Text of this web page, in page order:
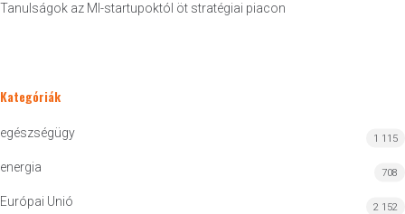
Tanulságok az MI-startupoktól öt stratégiai piacon
Kategóriák
egészségügy 1 115
energia 708
Európai Unió 2 152